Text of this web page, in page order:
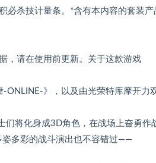
必杀技计量条。*含有本内容的套装产
，请在使用前更新。关于这款游戏
》，以及由光荣特库摩开力
将化身成3D角色，在战场上奋勇作
姿多彩的战斗演出也不容错过——